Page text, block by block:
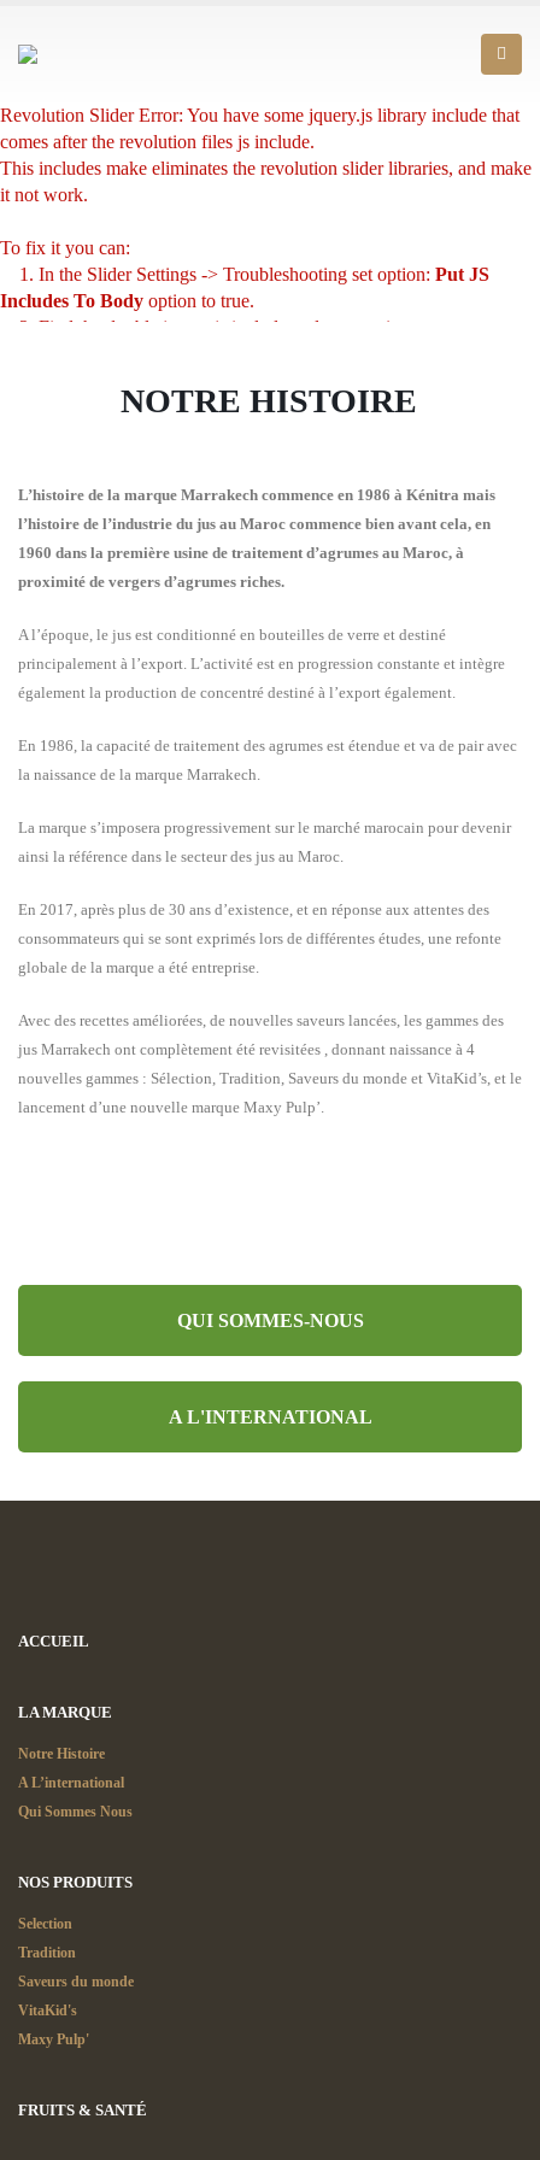
Revolution Slider Error: You have some jquery.js library include that
comes after the revolution files js include.
This includes make eliminates the revolution slider libraries, and make
it not work.
To fix it you can:
1. In the Slider Settings -> Troubleshooting set option: Put JS
Includes To Body option to true.
2. Find the double jquery.js include and remove it.
NOTRE HISTOIRE
L’histoire de la marque Marrakech commence en 1986 à Kénitra mais
l’histoire de l’industrie du jus au Maroc commence bien avant cela, en
1960 dans la première usine de traitement d’agrumes au Maroc, à
proximité de vergers d’agrumes riches.
A l’époque, le jus est conditionné en bouteilles de verre et destiné
principalement à l’export. L’activité est en progression constante et intègre
également la production de concentré destiné à l’export également.
En 1986, la capacité de traitement des agrumes est étendue et va de pair avec
la naissance de la marque Marrakech.
La marque s’imposera progressivement sur le marché marocain pour devenir
ainsi la référence dans le secteur des jus au Maroc.
En 2017, après plus de 30 ans d’existence, et en réponse aux attentes des
consommateurs qui se sont exprimés lors de différentes études, une refonte
globale de la marque a été entreprise.
Avec des recettes améliorées, de nouvelles saveurs lancées, les gammes des
jus Marrakech ont complètement été revisitées , donnant naissance à 4
nouvelles gammes : Sélection, Tradition, Saveurs du monde et VitaKid’s, et le
lancement d’une nouvelle marque Maxy Pulp’.
QUI SOMMES-NOUS
A L'INTERNATIONAL
ACCUEIL
LA MARQUE
Notre Histoire
A L’international
Qui Sommes Nous
NOS PRODUITS
Selection
Tradition
Saveurs du monde
VitaKid's
Maxy Pulp'
FRUITS & SANTÉ